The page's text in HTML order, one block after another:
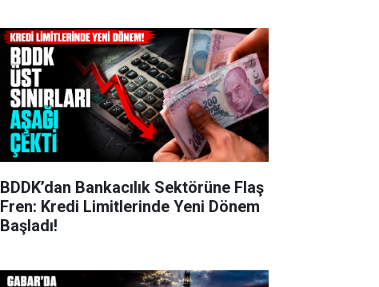
BDDK’dan Bankacılık Sektörüne Flaş
Fren: Kredi Limitlerinde Yeni Dönem
Başladı!